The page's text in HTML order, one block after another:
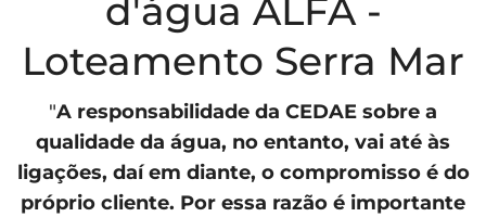
d'água ALFA -
Loteamento Serra Mar
"A responsabilidade da CEDAE sobre a
qualidade da água, no entanto, vai até às
ligações, daí em diante, o compromisso é do
próprio cliente. Por essa razão é importante